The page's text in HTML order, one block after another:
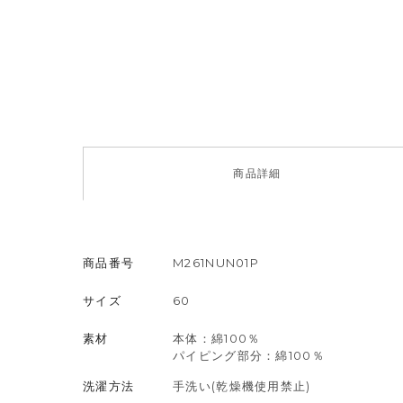
商品詳細
商品番号 M261NUN01P
サイズ 60
素材
本体：綿100％
パイピング部分：綿100％
洗濯方法 手洗い(乾燥機使用禁止)